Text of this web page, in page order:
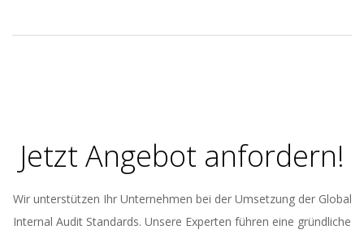
Jetzt Angebot anfordern!
Wir unterstützen Ihr Unternehmen bei der Umsetzung der Global
Internal Audit Standards. Unsere Experten führen eine gründliche